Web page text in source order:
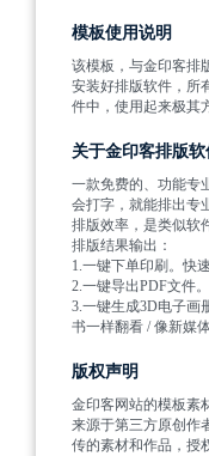
模板使用说明
该模板，与金印客排
安装好排版软件，所
件中，使用起来极其
关于金印客排版软
一款免费的、功能专
会打字，就能排出专
排版效率，是类似软
排版结果输出：
1.一键下单印刷。快
2.一键导出PDF文件
3.一键生成3D电子画
书一样翻看 / 像新媒
版权声明
金印客网站的模板素
来源于第三方原创作
传的素材和作品，授